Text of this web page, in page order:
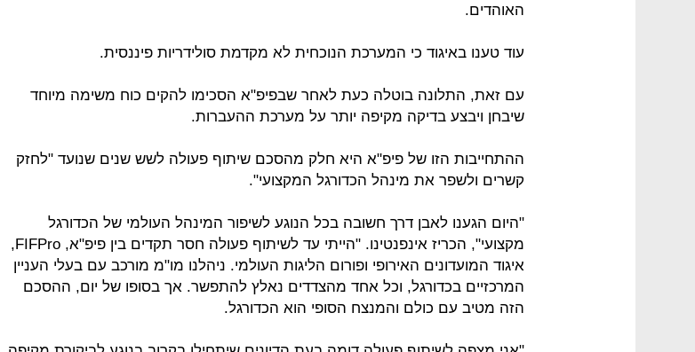
האוהדים.
עוד טענו באיגוד כי המערכת הנוכחית לא מקדמת סולידריות פיננסית.
עם זאת, התלונה בוטלה כעת לאחר שבפיפ"א הסכימו להקים כוח משימה מיוחד
שיבחן ויבצע בדיקה מקיפה יותר על מערכת ההעברות.
ההתחייבות הזו של פיפ"א היא חלק מהסכם שיתוף פעולה לשש שנים שנועד "לחזק
קשרים ולשפר את מינהל הכדורגל המקצועי".
"היום הגענו לאבן דרך חשובה בכל הנוגע לשיפור המינהל העולמי של הכדורגל
מקצועי", הכריז אינפנטינו. "הייתי עד לשיתוף פעולה חסר תקדים בין פיפ"א, FIFPro,
איגוד המועדונים האירופי ופורום הליגות העולמי. ניהלנו מו"מ מורכב עם בעלי העניין
המרכזיים בכדורגל, וכל אחד מהצדדים נאלץ להתפשר. אך בסופו של יום, ההסכם
הזה מטיב עם כולם והמנצח הסופי הוא הכדורגל.